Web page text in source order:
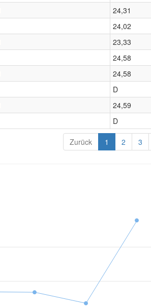
24,31
24,02
23,33
24,58
24,58
D
24,59
D
Zurück 1 2 3